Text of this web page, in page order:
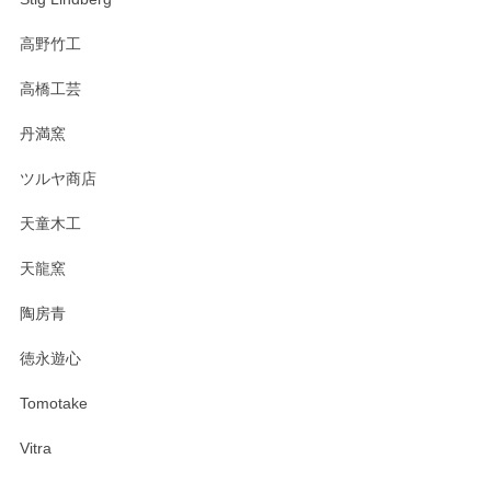
高野竹工
高橋工芸
丹満窯
ツルヤ商店
天童木工
天龍窯
陶房青
徳永遊心
Tomotake
Vitra